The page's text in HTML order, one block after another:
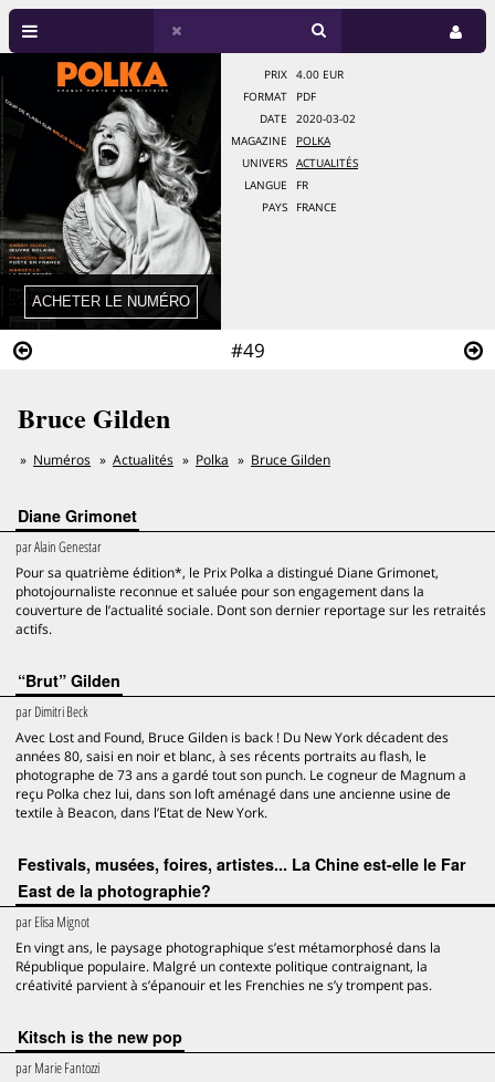
#49
PRIX
4.00 EUR
FORMAT
PDF
DATE
2020-03-02
MAGAZINE
POLKA
UNIVERS
ACTUALITÉS
LANGUE
FR
PAYS
FRANCE
Bruce Gilden
Numéros Actualités Polka Bruce Gilden
Diane Grimonet
parAlain Genestar
Pour sa quatrième édition*, le Prix Polka a distingué Diane Grimonet,
photojournaliste reconnue et saluée pour son engagement dans la
couverture de l’actualité sociale. Dont son dernier reportage sur les retraités
actifs.
“Brut” Gilden
parDimitri Beck
Avec Lost and Found, Bruce Gilden is back ! Du New York décadent des
années 80, saisi en noir et blanc, à ses récents portraits au flash, le
photographe de 73 ans a gardé tout son punch. Le cogneur de Magnum a
reçu Polka chez lui, dans son loft aménagé dans une ancienne usine de
textile à Beacon, dans l’Etat de New York.
Festivals, musées, foires, artistes... La Chine est-elle le Far
East de la photographie?
parElisa Mignot
En vingt ans, le paysage photographique s’est métamorphosé dans la
République populaire. Malgré un contexte politique contraignant, la
créativité parvient à s’épanouir et les Frenchies ne s’y trompent pas.
Kitsch is the new pop
parMarie Fantozzi